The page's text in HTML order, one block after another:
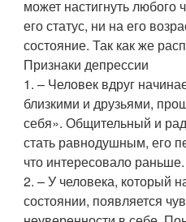
может настигнуть любого
его статус, ни на его
состояние. Так как же
Признаки депрессии
1. – Человек вдруг
близкими и друзьями,
себя». Общительный и
стать равнодушным, его
что интересовало раньше.
2. – У человека, который
состоянии, появляется